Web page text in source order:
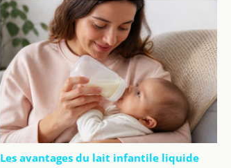
Les avantages du lait infantile liquide